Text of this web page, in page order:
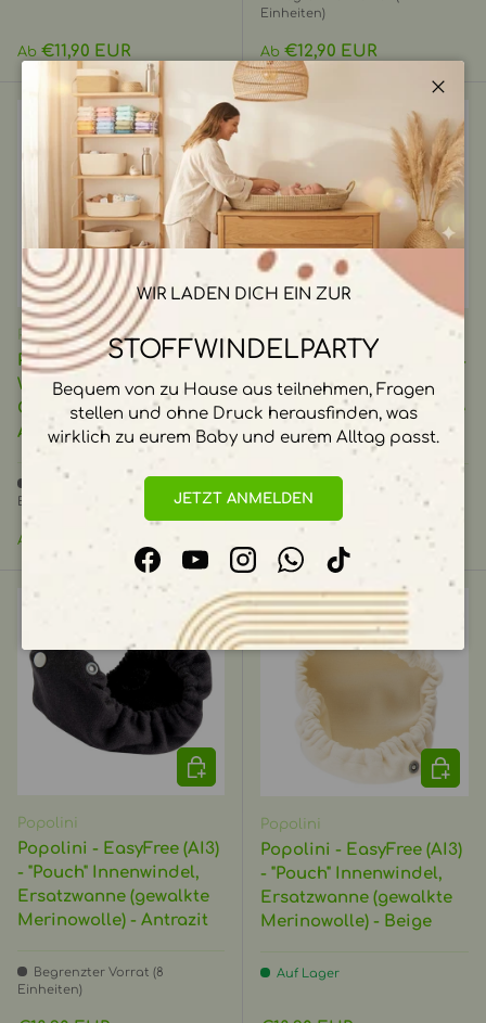
Normaler Preis
Ab €11,90 EUR
Einheiten)
Normaler Preis
Ab €12,90 EUR
Popolini
Popolini - EasyFree
Wollinterlock (gewalkt
Organic) - Windel mit
Abhaltefunktion
Begrenzter Vorrat (7
Einheiten)
Normaler Preis
Ab
OPTIONEN AUSWÄHLEN
Little Lamb
Little Lamb - Windelfrei-
Höschenwindel
(Bambus-Viskose) - ohne
Verschluss
Popolini
Popolini - EasyFree (AI3)
- "Pouch" Innenwindel,
Ersatzwanne (gewalkte
Merinowolle) - Antrazit
Begrenzter Vorrat (8
Einheiten)
OPTIONEN AUSWÄHLEN
Popolini
Popolini - EasyFree (AI3)
- "Pouch" Innenwindel,
Ersatzwanne (gewalkte
Merinowolle) - Beige
Auf Lager
WIR LADEN DICH EIN ZUR
STOFFWINDELPARTY
Bequem von zu Hause aus teilnehmen, Fragen
stellen und ohne Druck herausfinden, was
wirklich zu eurem Baby und eurem Alltag passt.
JETZT ANMELDEN
FacebookYouTubeInstagramWhatsApp
TikTok